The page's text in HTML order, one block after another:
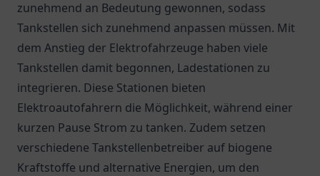
zunehmend an Bedeutung gewonnen, sodass
Tankstellen sich zunehmend anpassen müssen. Mit
dem Anstieg der Elektrofahrzeuge haben viele
Tankstellen damit begonnen, Ladestationen zu
integrieren. Diese Stationen bieten
Elektroautofahrern die Möglichkeit, während einer
kurzen Pause Strom zu tanken. Zudem setzen
verschiedene Tankstellenbetreiber auf biogene
Kraftstoffe und alternative Energien, um den